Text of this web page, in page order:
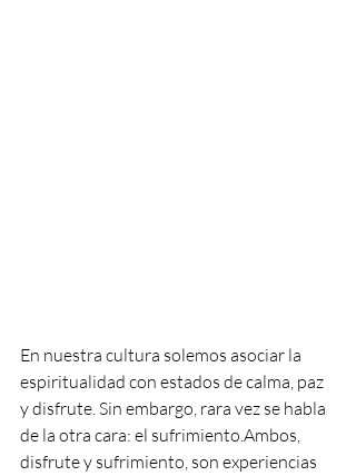
En nuestra cultura solemos asociar la
espiritualidad con estados de calma, paz
y disfrute. Sin embargo, rara vez se habla
de la otra cara: el sufrimiento.Ambos,
disfrute y sufrimiento, son experiencias